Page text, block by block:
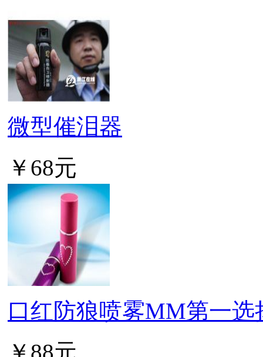
微型催泪器
￥68元
口红防狼喷雾MM第一选